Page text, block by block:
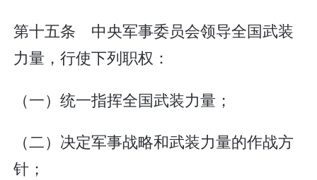
第十五条 中央军事委员会领导全国武装
力量，行使下列职权：
（一）统一指挥全国武装力量；
（二）决定军事战略和武装力量的作战方
针；